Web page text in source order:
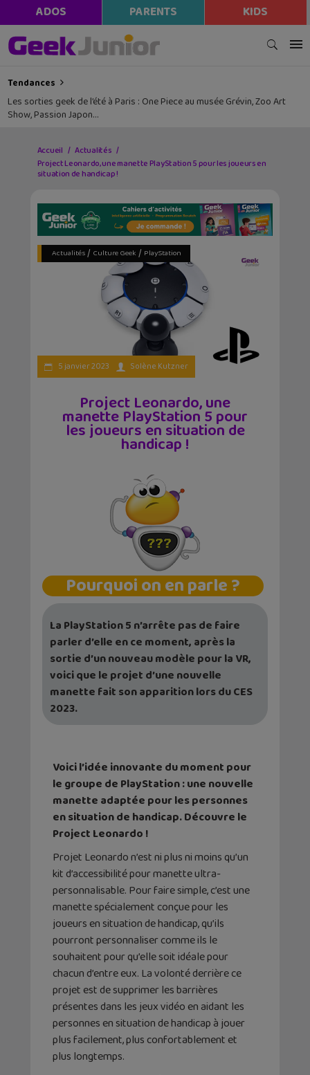
ADOS PARENTS KIDS
Tendances
Les sorties geek de l’été à Paris : One Piece au musée Grévin, Zoo Art
Show, Passion Japon…
Accueil
Actualités
Project Leonardo, une manette PlayStation 5 pour les joueurs en
situation de handicap !
Actualités/ Culture Geek / PlayStation
5 janvier 2023 Solène Kutzner
Project Leonardo, une
manette PlayStation 5 pour
les joueurs en situation de
handicap !
Pourquoi on en parle ?
La PlayStation 5 n’arrête pas de faire
parler d’elle en ce moment, après la
sortie d’un nouveau modèle pour la VR,
voici que le projet d’une nouvelle
manette fait son apparition lors du CES
2023.
Voici l’idée innovante du moment pour
le groupe de PlayStation : une nouvelle
manette adaptée pour les personnes
en situation de handicap. Découvre le
Project Leonardo !
Projet Leonardo n’est ni plus ni moins qu’un
kit d’accessibilité pour manette ultra-
personnalisable. Pour faire simple, c’est une
manette spécialement conçue pour les
joueurs en situation de handicap, qu’ils
pourront personnaliser comme ils le
souhaitent pour qu’elle soit idéale pour
chacun d’entre eux. La volonté derrière ce
projet est de supprimer les barrières
présentes dans les jeux vidéo en aidant les
personnes en situation de handicap à jouer
plus facilement, plus confortablement et
plus longtemps.